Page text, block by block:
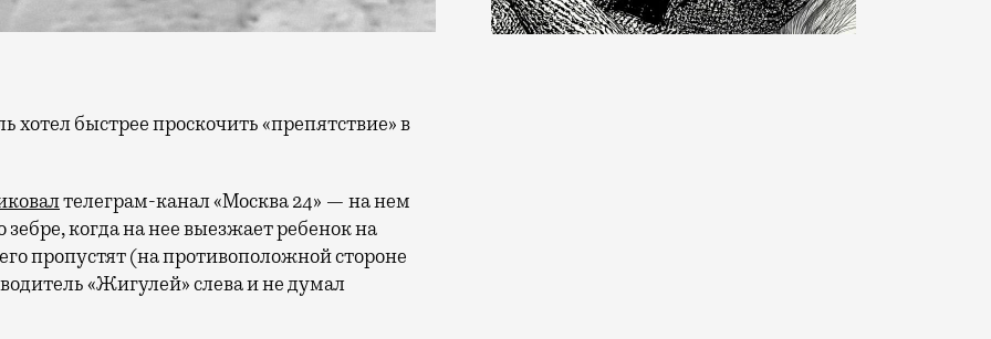
телеграм-канал «Москва 24» — на нем
когда на нее выезжает ребенок на
пропустят (на противоположной стороне
«Жигулей» слева и не думал